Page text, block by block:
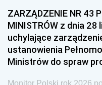
ZARZĄDZENIE NR 43
MINISTRÓW z dnia 28
uchylające
ustanowienia
Ministrów do spraw
Monitor Polski rok 2026